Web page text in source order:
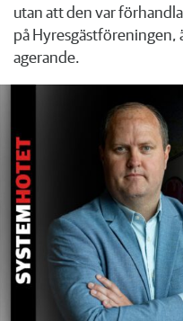
utan att den var
på Hyresgästföreningen,
agerande.